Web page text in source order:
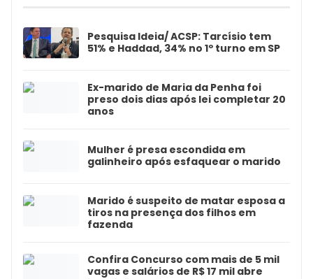
Pesquisa Ideia/ ACSP: Tarcísio tem
51% e Haddad, 34% no 1º turno em SP
Ex-marido de Maria da Penha foi
preso dois dias após lei completar 20
anos
Mulher é presa escondida em
galinheiro após esfaquear o marido
Marido é suspeito de matar esposa a
tiros na presença dos filhos em
fazenda
Confira Concurso com mais de 5 mil
vagas e salários de R$ 17 mil abre